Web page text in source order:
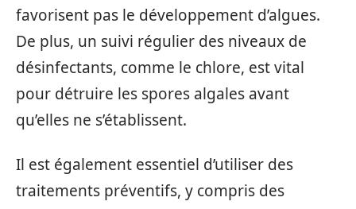
favorisent pas le développement d’algues.
De plus, un suivi régulier des niveaux de
désinfectants, comme le chlore, est vital
pour détruire les spores algales avant
qu’elles ne s’établissent.
Il est également essentiel d’utiliser des
traitements préventifs, y compris des